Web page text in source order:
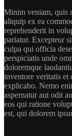
Minim veniam, quis
aliquip ex ea
reprehenderit in
pariatur. Excepteur
culpa qui officia
perspiciatis unde
doloremque
inventore veritatis et
explicabo. Nemo
aspernatur aut odit
eos qui ratione
est, qui dolorem